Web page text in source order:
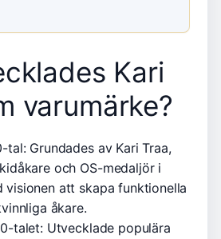
Kari
varumärke?
tal: Grundades av Kari Traa,
och OS-medaljör i
visionen att skapa funktionella
åkare.
talet: Utvecklade populära